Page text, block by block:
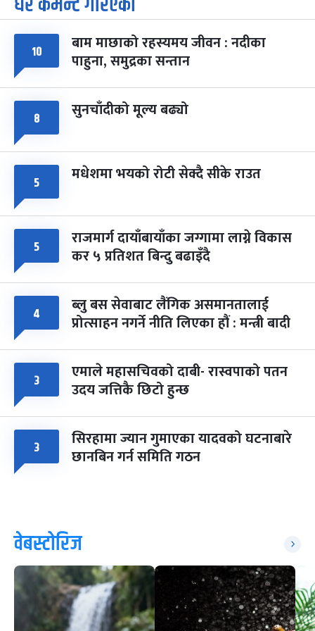
आइत चैत्र ७, २०८३-Mar 21, 2027
८ फागुपूर्णिमा
चैत्र ८, २०८३-Mar 22, 2027
७ महिना बाँकी
१० बाम माछाको रहस्यमय जीवन : नदीका
पाहुना, समुद्रका सन्तान
८ सुनचाँदीको मूल्य बढ्यो
५ मधेशमा भयको रोटी सेक्दै सीके राउत
५ राजमार्ग दायाँबायाँका जग्गामा लाग्ने विकास
कर ५ प्रतिशत बिन्दु बढाइँदै
४ ब्लु बस सेवाबाट लैंगिक असमानतालाई
प्रोत्साहन नगर्ने नीति लिएका हौं : मन्त्री बादी
३ एमाले महासचिवको दाबी- रास्वपाको पतन
उदय जत्तिकै छिटो हुन्छ
३ सिरहामा ज्यान गुमाएका यादवको घटनाबारे
छानबिन गर्न समिति गठन
वेबस्टोरिज